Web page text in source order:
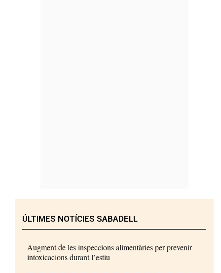
ÚLTIMES NOTÍCIES SABADELL
Augment de les inspeccions alimentàries per prevenir
intoxicacions durant l’estiu